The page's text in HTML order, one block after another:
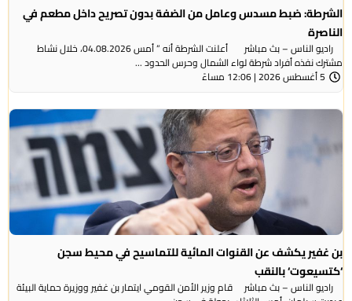
الشرطة: ضبط مسدس وعامل من الضفة بدون تصريح داخل مطعم في
الناصرة
راديو الناس – بث مباشر أعلنت الشرطة أنه ” أمس 04.08.2026، خلال نشاط
مشترك نفذه أفراد شرطة لواء الشمال وحرس الحدود ...
5 أغسطس 2026 | 12:06 مساءً
بن غفير يكشف عن القنوات المائية للتماسيح في محيط سجن
‘كتسيعوت‘ بالنقب
راديو الناس – بث مباشر قام وزير الأمن القومي ايتمار بن غفير ووزيرة حماية البيئة